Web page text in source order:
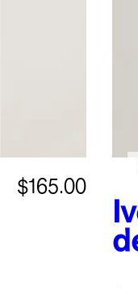
$165.00